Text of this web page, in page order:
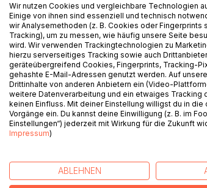
Erinnerungen an die Kindheit
unbedeutende Ereignisse reihen
aufweist, aber dennoch ein Bild
Eine Erzählung über Resilienz
WEITERE
Wir nutzen Cookies und vergleichbare Technologien
Einige von ihnen sind essenziell und technisch
wir Analysemethoden (z. B. Cookies oder
Tracking), um zu messen, wie häufig unsere Seite
wird. Wir verwenden Trackingtechnologien zu
hierzu serverseitiges Tracking sowie auch
geräteübergreifend Cookies, Fingerprints, Tracking-
gehashte E-Mail-Adressen genutzt werden. Auf
Drittinhalte von anderen Anbietern ein (Video-
weitere Datenverarbeitung und ein etwaiges Tracking
keinen Einfluss. Mit deiner Einstellung willigst du in
Vorgänge ein. Du kannst deine Einwilligung (z. B. im
Einstellungen“) jederzeit mit Wirkung für die Zukunft
Impressum)
ABLEHNEN